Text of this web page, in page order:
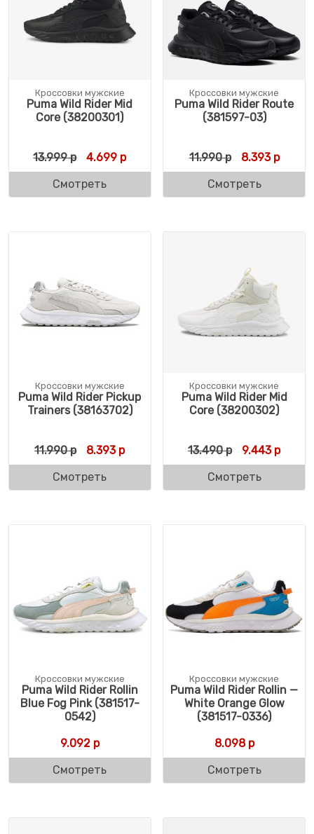
Кроссовки мужские
Puma Wild Rider Mid
Core (38200301)
13.999р Первоначальная цена составляла 13.999
4.699 рТекущая цена: 4.699 р.
Смотреть
Кроссовки мужские
Puma Wild Rider Route
(381597-03)
11.990р 8.393р
Смотреть
Кроссовки мужские
Puma Wild Rider Pickup
Trainers (38163702)
11.990р Первоначальная цена составляла 11.990
8.393рТекущая цена: 8.393 р.
Смотреть
Кроссовки мужские
Puma Wild Rider Mid
Core (38200302)
13.490р 9.443р
Смотреть
Кроссовки мужские
Puma Wild Rider Rollin
Blue Fog Pink (381517-
0542)
9.092р
Смотреть
Кроссовки мужские
Puma Wild Rider Rollin —
White Orange Glow
(381517-0336)
8.098р
Смотреть